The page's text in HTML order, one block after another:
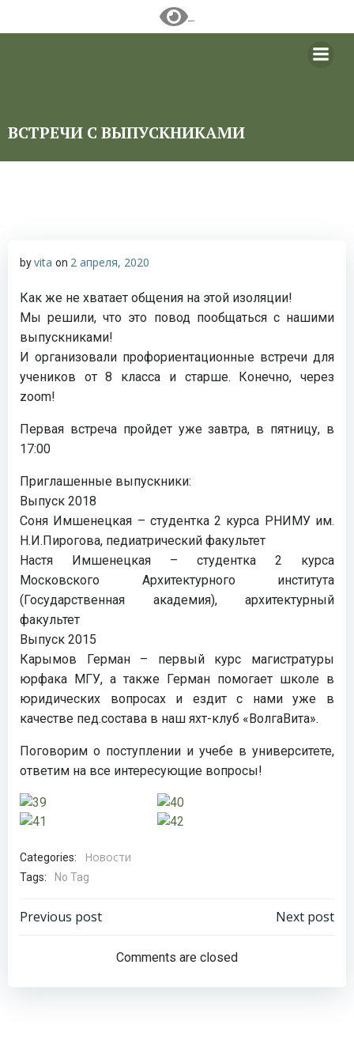
ВСТРЕЧИ С ВЫПУСКНИКАМИ
byvita on 2 апреля, 2020
Как же не хватает общения на этой изоляции!
Мы решили, что это повод пообщаться с нашими
выпускниками!
И организовали профориентационные встречи для
учеников от 8 класса и старше. Конечно, через
zoom!
Первая встреча пройдет уже завтра, в пятницу, в
17:00
Приглашенные выпускники:
Выпуск 2018
Соня Имшенецкая – студентка 2 курса РНИМУ им.
Н.И.Пирогова, педиатрический факультет
Настя Имшенецкая – студентка 2 курса
Московского Архитектурного института
(Государственная академия), архитектурный
факультет
Выпуск 2015
Карымов Герман – первый курс магистратуры
юрфака МГУ, а также Герман помогает школе в
юридических вопросах и ездит с нами уже в
качестве пед.состава в наш яхт-клуб «ВолгаВита».
Поговорим о поступлении и учебе в университете,
ответим на все интересующие вопросы!
Categories: Новости
Tags: No Tag
Навигация
записям
Previous post
Навигация
по
записям
Next post
Comments are closed